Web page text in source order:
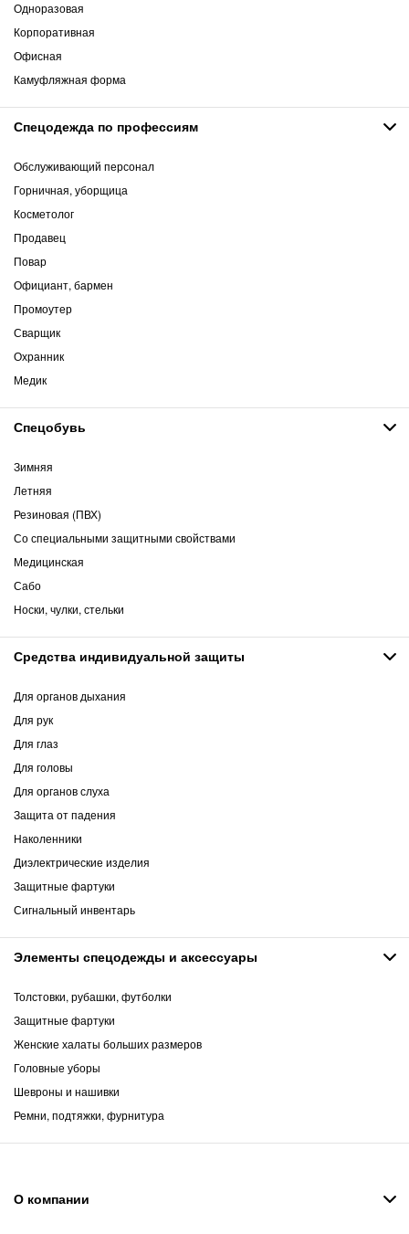
Одноразовая
Корпоративная
Офисная
Камуфляжная форма
Спецодежда по профессиям
Обслуживающий персонал
Горничная, уборщица
Косметолог
Продавец
Повар
Официант, бармен
Промоутер
Сварщик
Охранник
Медик
Спецобувь
Зимняя
Летняя
Резиновая (ПВХ)
Со специальными защитными свойствами
Медицинская
Сабо
Носки, чулки, стельки
Средства индивидуальной защиты
Для органов дыхания
Для рук
Для глаз
Для головы
Для органов слуха
Защита от падения
Наколенники
Диэлектрические изделия
Защитные фартуки
Сигнальный инвентарь
Элементы спецодежды и аксессуары
Толстовки, рубашки, футболки
Защитные фартуки
Женские халаты больших размеров
Головные уборы
Шевроны и нашивки
Ремни, подтяжки, фурнитура
О компании